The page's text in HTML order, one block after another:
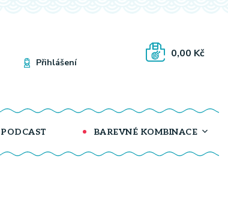
PODCAST BAREVNÉ KOMBINACE
Přihlášení
0,00 Kč